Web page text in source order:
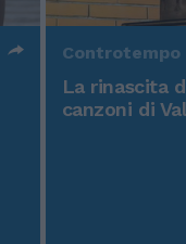
Controtempo
La rinascita
canzoni di